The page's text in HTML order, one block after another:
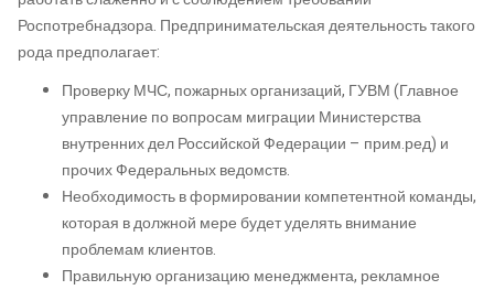
Роспотребнадзора. Предпринимательская деятельность такого
рода предполагает:
Проверку МЧС, пожарных организаций, ГУВМ (Главное
управление по вопросам миграции Министерства
внутренних дел Российской Федерации – прим.ред) и
прочих Федеральных ведомств.
Необходимость в формировании компетентной команды,
которая в должной мере будет уделять внимание
проблемам клиентов.
Правильную организацию менеджмента, рекламное